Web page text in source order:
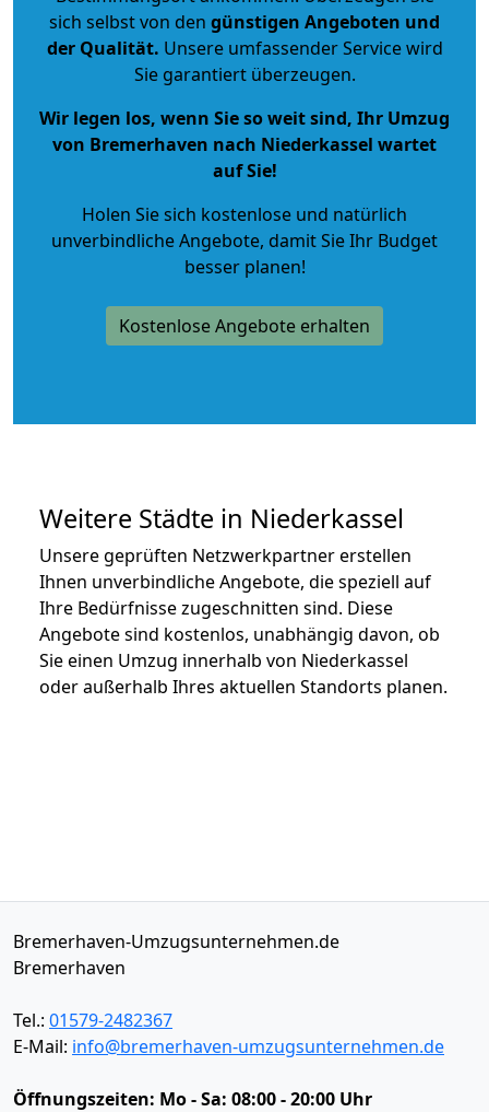
sich selbst von den günstigen Angeboten und
der Qualität. Unsere umfassender Service wird
Sie garantiert überzeugen.
Wir legen los, wenn Sie so weit sind, Ihr Umzug
von Bremerhaven nach Niederkassel wartet
auf Sie!
Holen Sie sich kostenlose und natürlich
unverbindliche Angebote, damit Sie Ihr Budget
besser planen!
Kostenlose Angebote erhalten
Weitere Städte in Niederkassel
Unsere geprüften Netzwerkpartner erstellen
Ihnen unverbindliche Angebote, die speziell auf
Ihre Bedürfnisse zugeschnitten sind. Diese
Angebote sind kostenlos, unabhängig davon, ob
Sie einen Umzug innerhalb von Niederkassel
oder außerhalb Ihres aktuellen Standorts planen.
Bremerhaven-Umzugsunternehmen.de
Bremerhaven
Tel.: 01579-2482367
E-Mail: info@bremerhaven-umzugsunternehmen.de
Öffnungszeiten: Mo - Sa: 08:00 - 20:00 Uhr